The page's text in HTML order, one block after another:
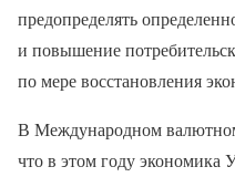
предопределять
и повышение
по мере восстановления
В Международном
что в этом году экономика